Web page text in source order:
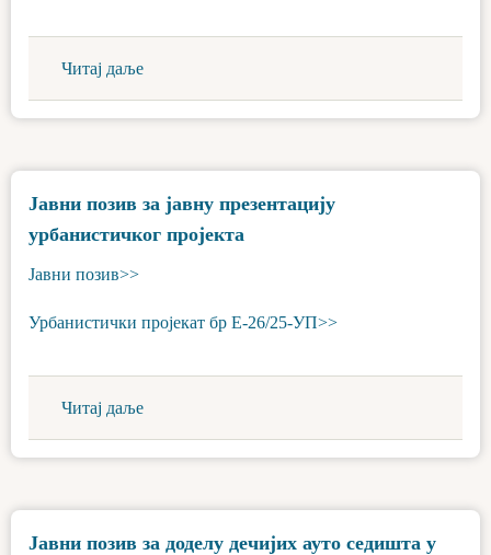
Читај даље
Јавни позив за јавну презентацију
урбанистичког пројекта
Јавни позив>>
Урбанистички пројекат бр Е-26/25-УП>>
Читај даље
Јавни позив за доделу дечијих ауто седишта у